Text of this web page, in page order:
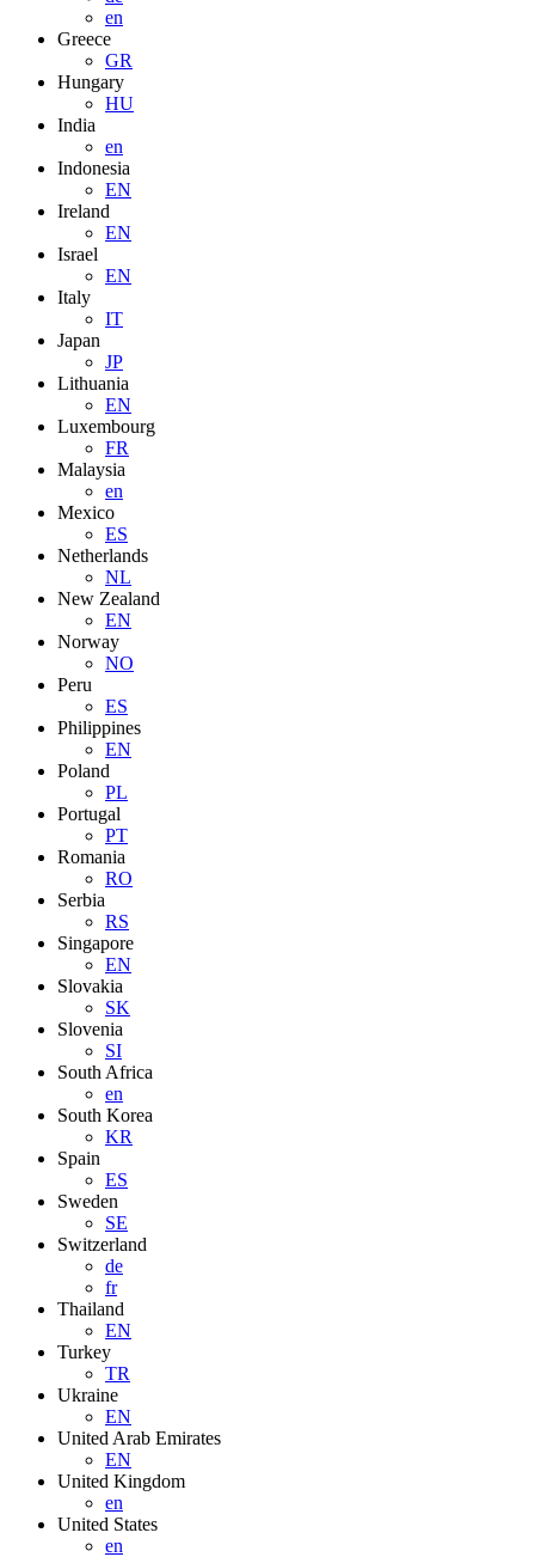
en
Greece
GR
Hungary
HU
India
en
Indonesia
EN
Ireland
EN
Israel
EN
Italy
IT
Japan
JP
Lithuania
EN
Luxembourg
FR
Malaysia
en
Mexico
ES
Netherlands
NL
New Zealand
EN
Norway
NO
Peru
ES
Philippines
EN
Poland
PL
Portugal
PT
Romania
RO
Serbia
RS
Singapore
EN
Slovakia
SK
Slovenia
SI
South Africa
en
South Korea
KR
Spain
ES
Sweden
SE
Switzerland
de
fr
Thailand
EN
Turkey
TR
Ukraine
EN
United Arab Emirates
EN
United Kingdom
en
United States
en